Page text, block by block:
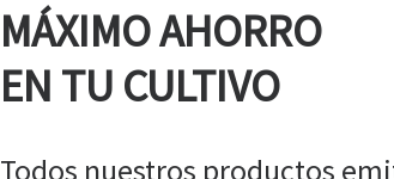
MÁXIMO AHORRO
EN TU CULTIVO
Todos nuestros productos